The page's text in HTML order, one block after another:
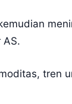
tren